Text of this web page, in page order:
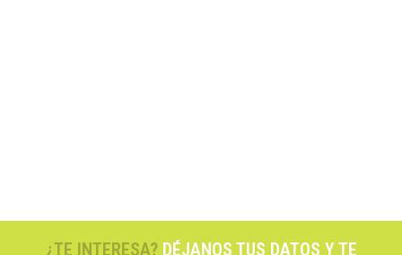
¿TE INTERESA? DÉJANOS TUS DATOS Y TE